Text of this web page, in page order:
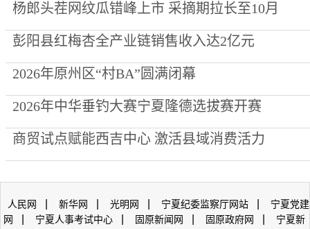
杨郎头茬网纹瓜错峰上市 采摘期拉长至10月
彭阳县红梅杏全产业链销售收入达2亿元
2026年原州区“村BA”圆满闭幕
2026年中华垂钓大赛宁夏隆德选拔赛开赛
商贸试点赋能西吉中心 激活县域消费活力
人民网 新华网 光明网 宁夏纪委监察厅网站
宁夏党建
网
宁夏人事考试中心 固原新闻网 固原政府网 宁夏新